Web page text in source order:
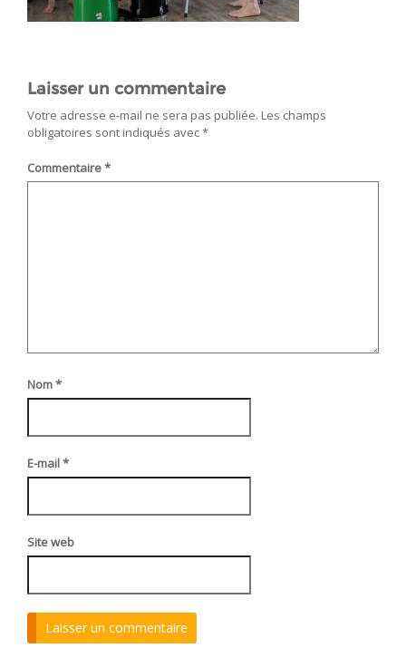
Laisser un commentaire
Votre adresse e-mail ne sera pas publiée. Les champs
obligatoires sont indiqués avec*
Commentaire*
Nom*
E-mail*
Site web